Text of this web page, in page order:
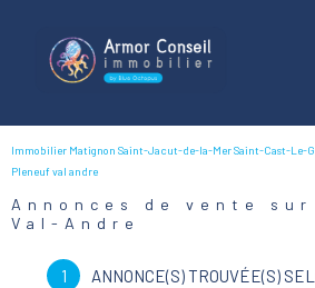
Immobilier Matignon Saint-Jacut-de-la-Mer Saint-Cast-Le-
Pleneuf val andre
Annonces de vente
Val-Andre
1 ANNONCE(S) TROUVÉE(S)